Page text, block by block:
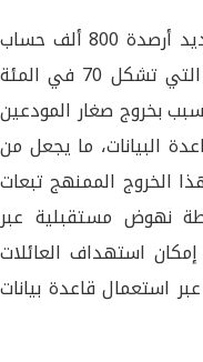
وشرح أن مصرف لبنان يسعى إلى تسديد أرصدة 800 ألف حساب
من حسابات التوفير والحسابات الجارية التي تشكل 70 في المئة
بخروج صغار المودعين
البيانات، ما يجعل من
الخروج الممنهج تبعات
نهوض مستقبلية عبر
استهداف العائلات
استعمال قاعدة بيانات